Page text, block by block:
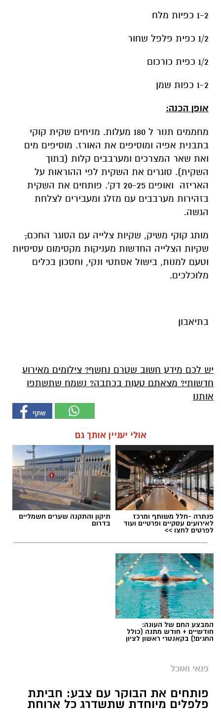
1-2 כפיות מלח
1/2 כפית פלפל שחור
1/2 כפית כורכום
1-2 כפות שמן
אופן הכנה:
מחממים תנור ל 180 מעלות. מניחים שקית קוקי
בתבנית אפיה ומוסיפים את האורז. מוסיפים מים
ואת שאר המצרכים ומערבבים קלות (בתוך
השקית). סוגרים את השקית לפי ההוראות על
האריזה ואופים 20-25 דק'. פותחים את השקית
בזהירות מערבבים עם מזלג ומעבירים לצלחת
הגשה.
מותג קוקי משיק, שקיות צלייה עם הסוגר החכם,
שקיות הצלייה החדשות מעניקות מקסימום עסיסיות
וטעם למנות, בישול אסתטי ונקי, וחסכון בכלים
מלוכלכים.
בתיאבון
יש לכם מידע חשוב שטרם נחשף? צילומים מאירוע
חדשותי? מצאתם טעות בכתבה? נשמח שתשתפו
אותנו
אולי יעניין אותך גם
פנתרה -חלל משותף ומרכז
לאירועים עסקיים ופרטיים ועוד
לפרטים לחצו >>
תיקון והתקנה שערים חשמליים
בדרום
המבצע החם של העונה:
חודשיים + חודש מתנה (כולל
החגים!) בקאנטרי ראשון לציון
פנאי ואוכל
פותחים את הבוקר עם צבע: חביתת
פלפלים מיוחדת שתשדרג כל ארוחת